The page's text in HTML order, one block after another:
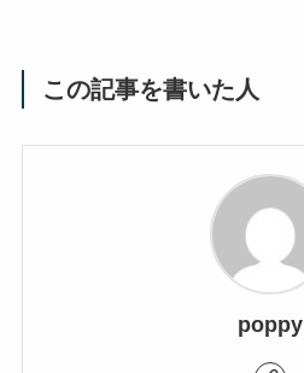
この記事を書いた人
poppy